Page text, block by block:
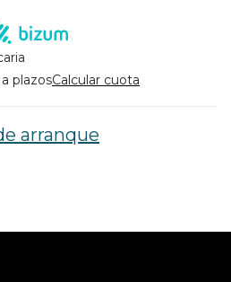
plazosCalcular cuota
arranque